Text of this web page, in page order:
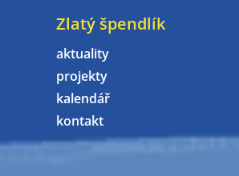
Zlatý špendlík
aktuality
projekty
kalendář
kontakt